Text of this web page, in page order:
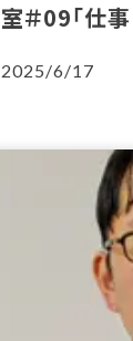
室＃09「仕
2025/6/17